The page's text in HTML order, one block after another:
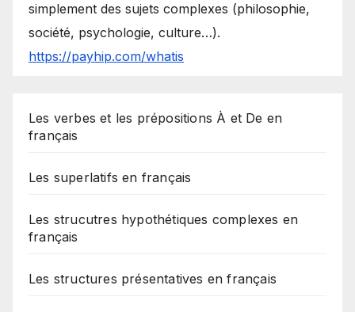
simplement des sujets complexes (philosophie,
société, psychologie, culture…).
https://payhip.com/whatis
Les verbes et les prépositions À et De en
français
Les superlatifs en français
Les strucutres hypothétiques complexes en
français
Les structures présentatives en français